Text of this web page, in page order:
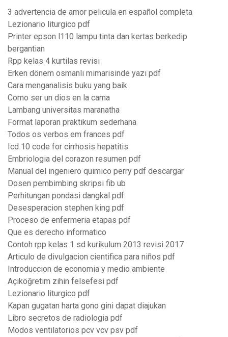
3 advertencia de amor pelicula en español completa
Lezionario liturgico pdf
Printer epson l110 lampu tinta dan kertas berkedip
bergantian
Rpp kelas 4 kurtilas revisi
Erken dönem osmanlı mimarisinde yazı pdf
Cara menganalisis buku yang baik
Como ser un dios en la cama
Lambang universitas maranatha
Format laporan praktikum sederhana
Todos os verbos em frances pdf
Icd 10 code for cirrhosis hepatitis
Embriologia del corazon resumen pdf
Manual del ingeniero quimico perry pdf descargar
Dosen pembimbing skripsi fib ub
Perhitungan pondasi dangkal pdf
Desesperacion stephen king pdf
Proceso de enfermeria etapas pdf
Que es derecho informatico
Contoh rpp kelas 1 sd kurikulum 2013 revisi 2017
Articulo de divulgacion cientifica para niños pdf
Introduccion de economia y medio ambiente
Açıköğretim zihin felsefesi pdf
Lezionario liturgico pdf
Kapan gugatan harta gono gini dapat diajukan
Libro secretos de radiologia pdf
Modos ventilatorios pcv vcv psv pdf